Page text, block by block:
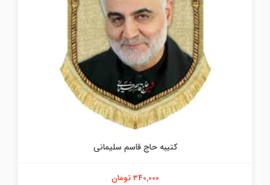
کتیبه حاج قاسم سلیمانی
340,000 تومان